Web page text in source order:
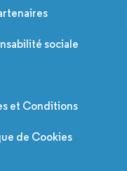
sociale
et Conditions
de Cookies